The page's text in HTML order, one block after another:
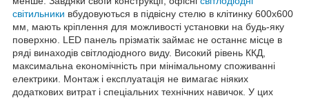
світильники вбудовуються в підвісну стелю в клітинку 600х600
мм, мають кріплення для можливості установки на будь-яку
поверхню. LED панель прізматік займає не останнє місце в
ряді винаходів світлодіодного виду. Високий рівень ККД,
максимальна економічність при мінімальному споживанні
електрики. Монтаж і експлуатація не вимагає ніяких
додаткових витрат і спеціальних технічних навичок. У цих